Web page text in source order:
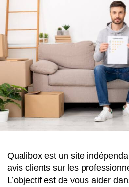
Qualibox est un site
avis clients sur les
L’objectif est de vous aider